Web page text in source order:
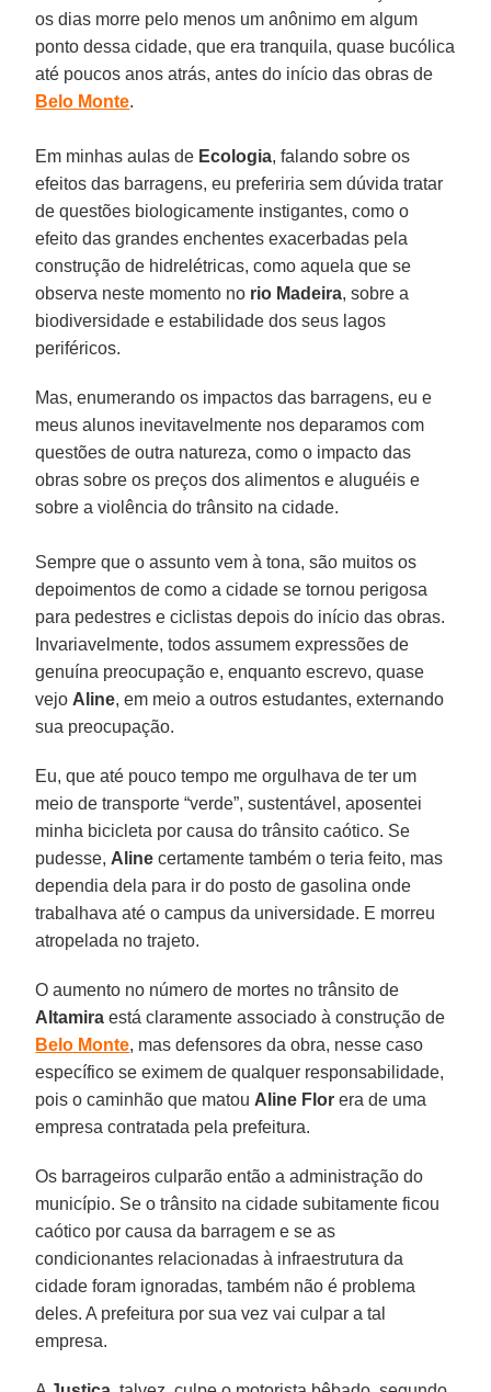
os dias morre pelo menos um anônimo em algum
ponto dessa cidade, que era tranquila, quase bucólica
até poucos anos atrás, antes do início das obras de
Belo Monte.
Em minhas aulas de Ecologia, falando sobre os
efeitos das barragens, eu preferiria sem dúvida tratar
de questões biologicamente instigantes, como o
efeito das grandes enchentes exacerbadas pela
construção de hidrelétricas, como aquela que se
observa neste momento no rio Madeira, sobre a
biodiversidade e estabilidade dos seus lagos
periféricos.
Mas, enumerando os impactos das barragens, eu e
meus alunos inevitavelmente nos deparamos com
questões de outra natureza, como o impacto das
obras sobre os preços dos alimentos e aluguéis e
sobre a violência do trânsito na cidade.
Sempre que o assunto vem à tona, são muitos os
depoimentos de como a cidade se tornou perigosa
para pedestres e ciclistas depois do início das obras.
Invariavelmente, todos assumem expressões de
genuína preocupação e, enquanto escrevo, quase
vejo Aline, em meio a outros estudantes, externando
sua preocupação.
Eu, que até pouco tempo me orgulhava de ter um
meio de transporte “verde”, sustentável, aposentei
minha bicicleta por causa do trânsito caótico. Se
pudesse, Aline certamente também o teria feito, mas
dependia dela para ir do posto de gasolina onde
trabalhava até o campus da universidade. E morreu
atropelada no trajeto.
O aumento no número de mortes no trânsito de
Altamira está claramente associado à construção de
Belo Monte, mas defensores da obra, nesse caso
específico se eximem de qualquer responsabilidade,
pois o caminhão que matou Aline Flor era de uma
empresa contratada pela prefeitura.
Os barrageiros culparão então a administração do
município. Se o trânsito na cidade subitamente ficou
caótico por causa da barragem e se as
condicionantes relacionadas à infraestrutura da
cidade foram ignoradas, também não é problema
deles. A prefeitura por sua vez vai culpar a tal
empresa.